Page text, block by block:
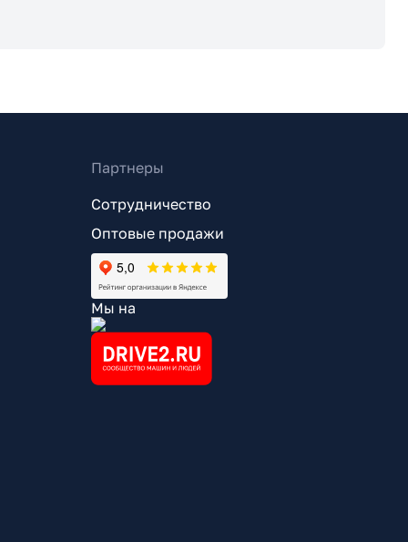
Партнеры
Сотрудничество
Оптовые продажи
Мы на